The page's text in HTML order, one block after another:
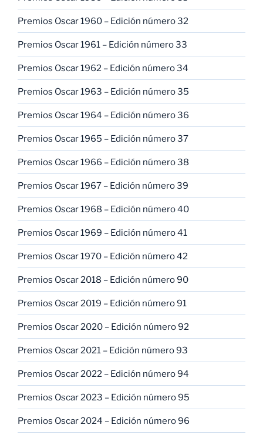
Premios Oscar 1960 – Edición número 32
Premios Oscar 1961 – Edición número 33
Premios Oscar 1962 – Edición número 34
Premios Oscar 1963 – Edición número 35
Premios Oscar 1964 – Edición número 36
Premios Oscar 1965 – Edición número 37
Premios Oscar 1966 – Edición número 38
Premios Oscar 1967 – Edición número 39
Premios Oscar 1968 – Edición número 40
Premios Oscar 1969 – Edición número 41
Premios Oscar 1970 – Edición número 42
Premios Oscar 2018 – Edición número 90
Premios Oscar 2019 – Edición número 91
Premios Oscar 2020 – Edición número 92
Premios Oscar 2021 – Edición número 93
Premios Oscar 2022 – Edición número 94
Premios Oscar 2023 – Edición número 95
Premios Oscar 2024 – Edición número 96